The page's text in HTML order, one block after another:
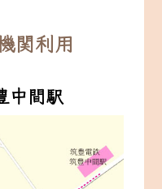
関利用
中間駅